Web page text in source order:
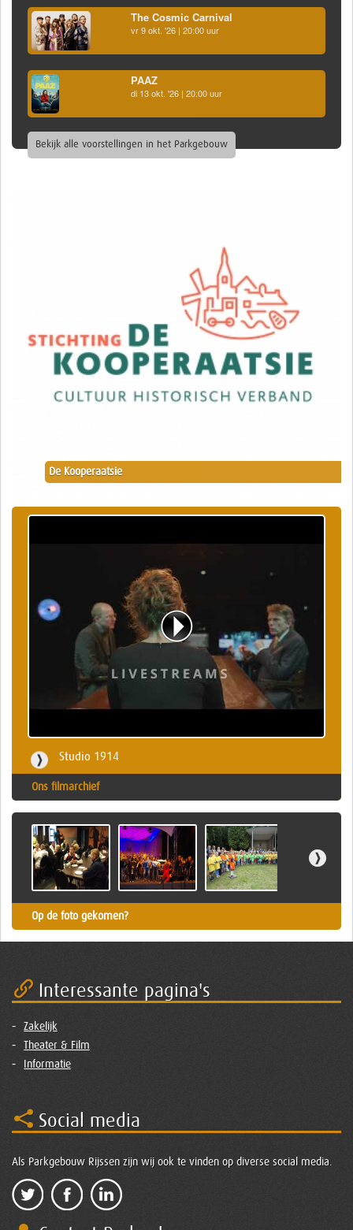
The Cosmic Carnival
vr 9 okt. '26 | 20:00 uur
PAAZ
di 13 okt. '26 | 20:00 uur
Bekijk alle voorstellingen in het Parkgebouw
De Kooperaatsie
Studio 1914
Ons filmarchief
Op de foto gekomen?
Interessante pagina's
Zakelijk
Theater & Film
Informatie
Social media
Als Parkgebouw Rijssen zijn wij ook te vinden op diverse social media.